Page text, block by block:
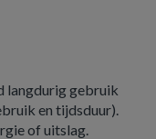
langdurig gebruik
en tijdsduur).
of uitslag.